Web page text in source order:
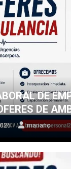
DE
DE
mariano